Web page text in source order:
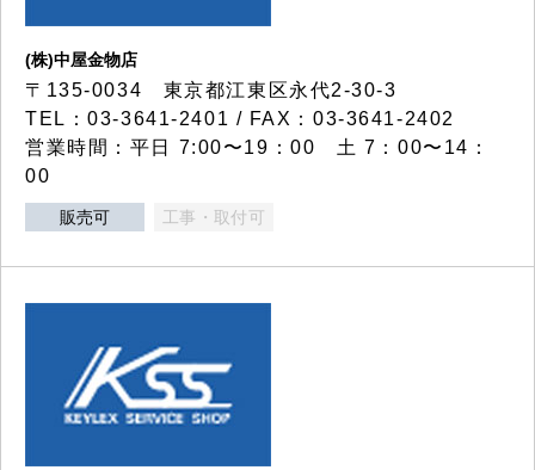
(株)中屋金物店
〒135-0034 東京都江東区永代2-30-3
TEL：03-3641-2401 / FAX：03-3641-2402
営業時間：平日 7:00〜19：00 土 7：00〜14：
00
販売可 工事・取付可